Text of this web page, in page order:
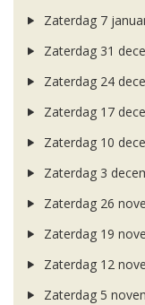
Zaterdag 7
Zaterdag 31
Zaterdag 24
Zaterdag 17
Zaterdag 10
Zaterdag 3
Zaterdag 26
Zaterdag 19
Zaterdag 12
Zaterdag 5